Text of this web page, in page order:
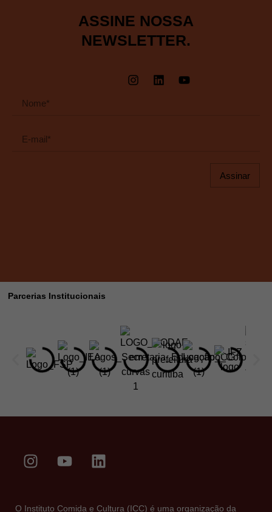
ASSINE NOSSA
NEWSLETTER.
Assinar
Parcerias Institucionais
O Instituto Comida e Cultura (ICC) é uma organização da